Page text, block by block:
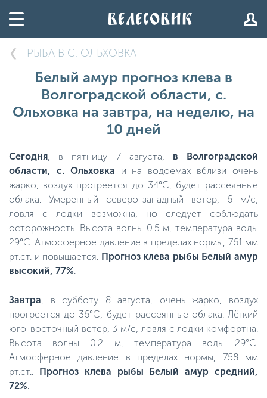
РЫБА В С. ОЛЬХОВКА
Белый амур прогноз клева в
Волгоградской области, с.
Ольховка на завтра, на неделю, на
10 дней
Сегодня, в пятницу 7 августа, в Волгоградской
области, с. Ольховка и на водоемах вблизи очень
жарко, воздух прогреется до 34°C, будет рассеянные
облака. Умеренный северо-западный ветер, 6 м/с,
ловля с лодки возможна, но следует соблюдать
осторожность. Высота волны 0.5 м, температура воды
29°C. Атмосферное давление в пределах нормы, 761 мм
рт.ст. и повышается. Прогноз клева рыбы Белый амур
высокий, 77%.
Завтра, в субботу 8 августа, очень жарко, воздух
прогреется до 36°C, будет рассеянные облака. Лёгкий
юго-восточный ветер, 3 м/с, ловля с лодки комфортна.
Высота волны 0.2 м, температура воды 29°C.
Атмосферное давление в пределах нормы, 758 мм
рт.ст.. Прогноз клева рыбы Белый амур средний,
72%.